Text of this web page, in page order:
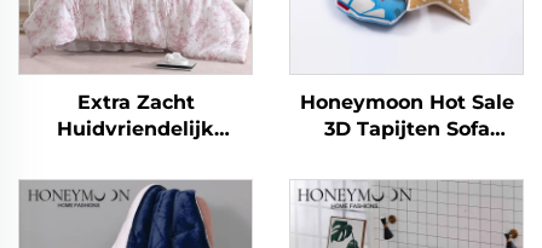
Extra Zacht
Huidvriendelijk
Microvezel Deken
Lichte Alternatief voor
Eendendekens Duvet
Honeymoon Hot Sale
3D Tapijten Sofa
Thuis Sloopkussens
Covers voor
Slaapkamer